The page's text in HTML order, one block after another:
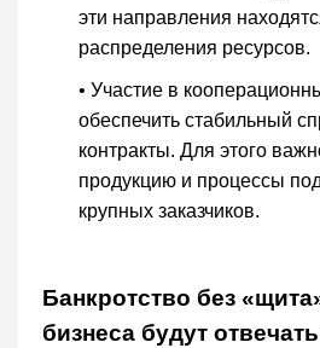
эти направления
распределения ресурсов.
• Участие в
обеспечить стабильный
контракты. Для этого
продукцию и процессы
крупных заказчиков.
Банкротство без
бизнеса будут